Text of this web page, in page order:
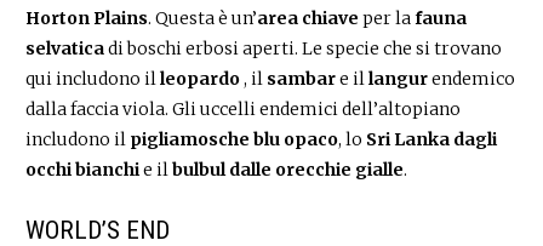
Horton Plains. Questa è un’area chiave per lafauna
selvaticadi boschi erbosi aperti. Le specie che si trovano
qui includono illeopardo, il sambare illangurendemico
dalla faccia viola. Gli uccelli endemici dell’altopiano
includono il pigliamosche blu opaco, lo Sri Lanka dagli
occhi bianchie ilbulbul dalle orecchie gialle.
WORLD’S END